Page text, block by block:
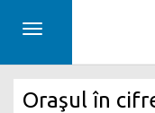
Toggle
Oraşul în